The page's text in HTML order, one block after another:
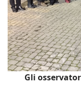
Gli